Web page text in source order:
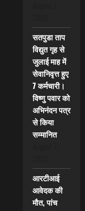
सतपुडा ताप
विद्युत गृह से
जुलाई माह में
सेवानिवृत्त हुए
7 कर्मचारी।
विष्णु पवार को
अभिनंदन पत्र
से किया
सम्मानित
आरटीआई
आवेदक की
मौत, पांच